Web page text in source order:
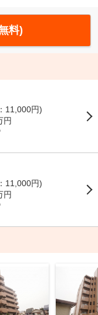
料)
11,000円)
円
11,000円)
円